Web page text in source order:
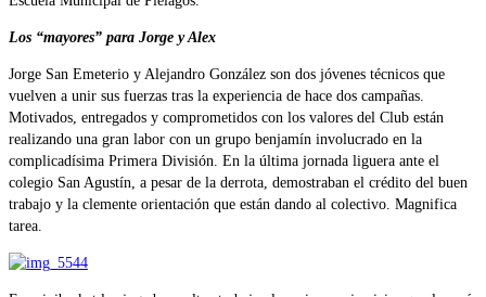
Los “mayores” para Jorge y Alex
Jorge San Emeterio y Alejandro González son dos jóvenes técnicos que
vuelven a unir sus fuerzas tras la experiencia de hace dos campañas.
Motivados, entregados y comprometidos con los valores del Club están
realizando una gran labor con un grupo benjamín involucrado en la
complicadísima Primera División. En la última jornada liguera ante el
colegio San Agustín, a pesar de la derrota, demostraban el crédito del buen
trabajo y la clemente orientación que están dando al colectivo. Magnifica
tarea.